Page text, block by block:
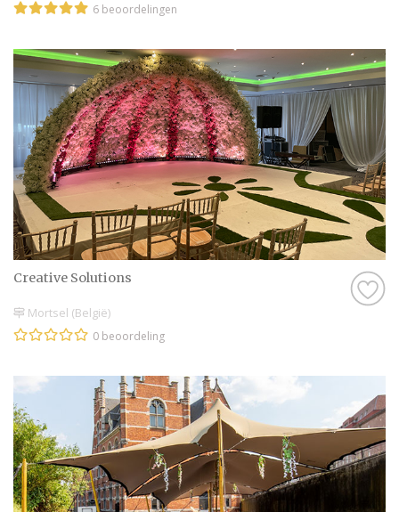
6 beoordelingen
Creative Solutions
Mortsel (België)
0 beoordeling